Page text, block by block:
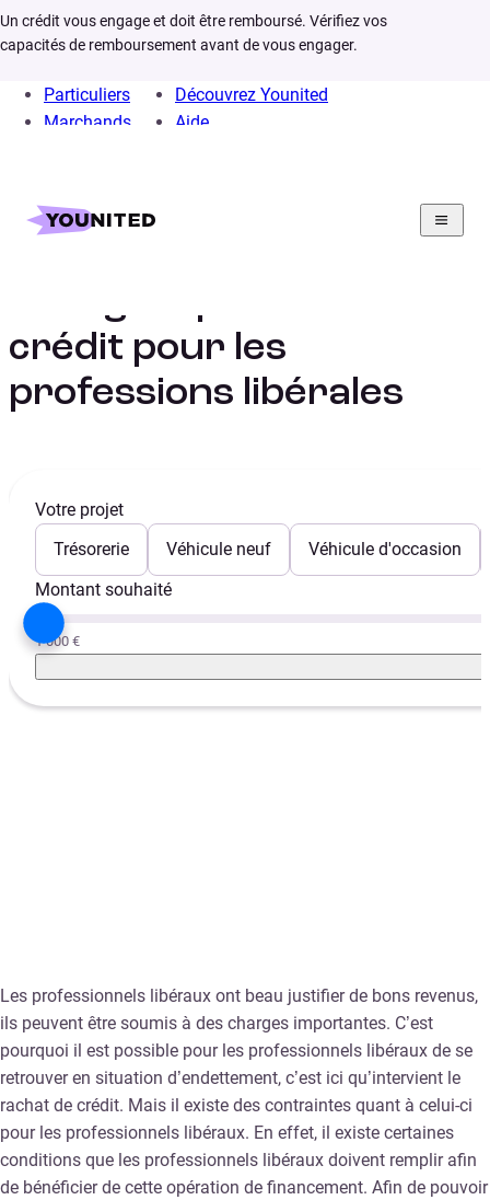
Un crédit vous engage et doit être remboursé. Vérifiez vos
capacités de remboursement avant de vous engager.
Particuliers
Marchands
Découvrez Younited
Aide
Home
Rachat credit profession liberale
crédit pour les
professions libérales
Votre projet
Trésorerie
Véhicule neuf
Véhicule d'occasion
Montant souhaité
1 000 €
Les professionnels libéraux ont beau justifier de bons revenus,
ils peuvent être soumis à des charges importantes. C’est
pourquoi il est possible pour les professionnels libéraux de se
retrouver en situation d’endettement, c’est ici qu’intervient le
rachat de crédit. Mais il existe des contraintes quant à celui-ci
pour les professionnels libéraux. En effet, il existe certaines
conditions que les professionnels libéraux doivent remplir afin
de bénéficier de cette opération de financement. Afin de pouvoir